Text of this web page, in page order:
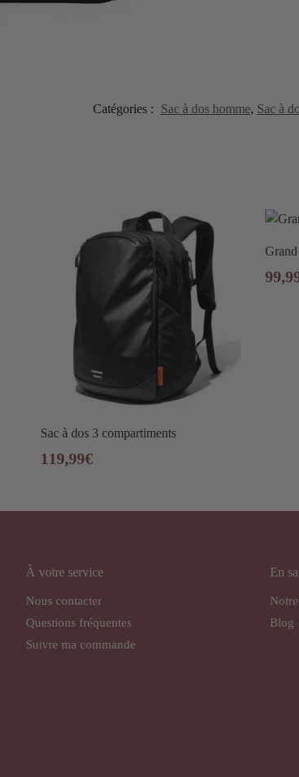
Catégories : Sac à dos homme, Sac à
Sac à dos 3 compartiments
119,99€
À votre service
Nous contacter
Questions fréquentes
Suivre ma commande
En
Blog